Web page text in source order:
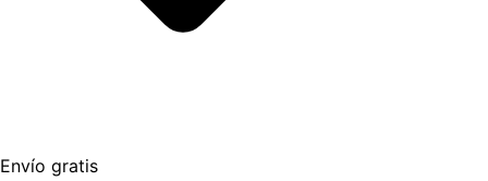
Envío gratis